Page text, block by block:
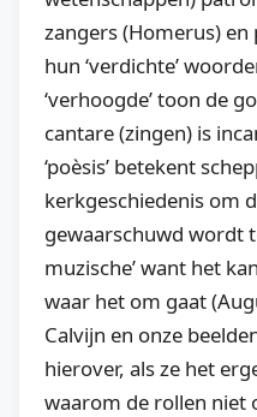
zangers (Homerus)
hun ‘verdichte’
‘verhoogde’ toon de
cantare (zingen) is
‘poèsis’ betekent
kerkgeschiedenis om
gewaarschuwd wordt
muzische’ want het
waar het om gaat
Calvijn en onze
hierover, als ze het
waarom de rollen niet